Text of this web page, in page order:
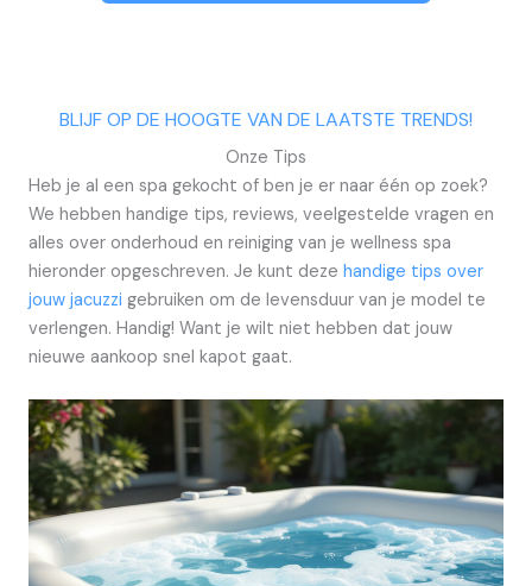
BLIJF OP DE HOOGTE VAN DE LAATSTE TRENDS!
Onze Tips
Heb je al een spa gekocht of ben je er naar één op zoek?
We hebben handige tips, reviews, veelgestelde vragen en
alles over onderhoud en reiniging van je wellness spa
hieronder opgeschreven. Je kunt deze handige tips over
jouw jacuzzi gebruiken om de levensduur van je model te
verlengen. Handig! Want je wilt niet hebben dat jouw
nieuwe aankoop snel kapot gaat.